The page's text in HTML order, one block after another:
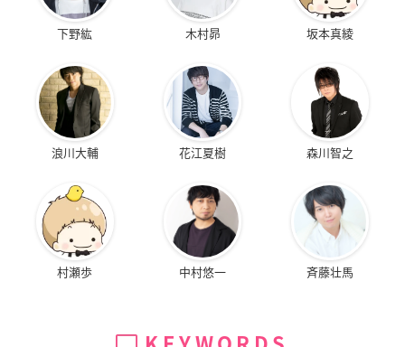
下野紘 木村昴 坂本真綾
浪川大輔 花江夏樹 森川智之
村瀬歩 中村悠一 斉藤壮馬